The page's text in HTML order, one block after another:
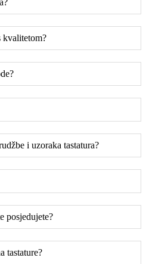
kvalitetom?
i uzoraka tastatura?
posjedujete?
tastature?